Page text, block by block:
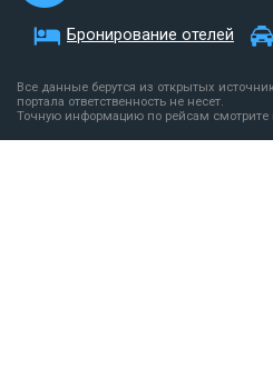
Бронирование отелей
Все данные берутся из открытых
портала ответственность не несет.
Точную информацию по рейсам смотрите